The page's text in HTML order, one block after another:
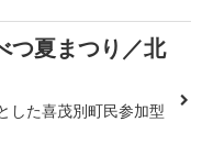
つ夏まつり／北
した喜茂別町民参加型